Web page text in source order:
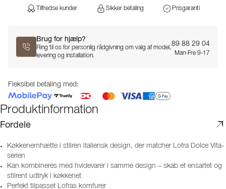
Tilfredse kunder Sikker betaling Prisgaranti
Brug for hjælp?
Ring til os for personlig rådgivning om valg af model,
levering og installation.
89 88 29 04
Man-Fre 9-17
Fleksibel betaling med:
Produktinformation
Fordele
Køkkenemhætte i stilren italiensk design, der matcher Lofra Dolce Vita-
serien
Kan kombineres med hvidevarer i samme design – skab et ensartet og
stilrent udtryk i køkkenet
Perfekt tilpasset Lofras komfurer